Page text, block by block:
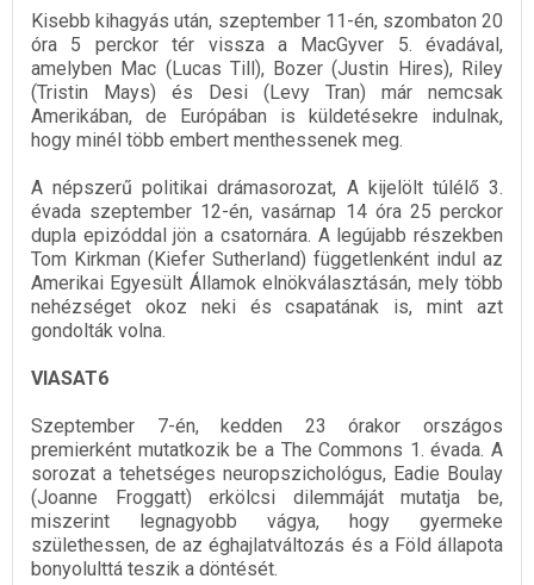
Kisebb kihagyás után, szeptember 11-én, szombaton 20
óra 5 perckor tér vissza a MacGyver 5. évadával,
amelyben Mac (Lucas Till), Bozer (Justin Hires), Riley
(Tristin Mays) és Desi (Levy Tran) már nemcsak
Amerikában, de Európában is küldetésekre indulnak,
hogy minél több embert menthessenek meg.
A népszerű politikai drámasorozat, A kijelölt túlélő 3.
évada szeptember 12-én, vasárnap 14 óra 25 perckor
dupla epizóddal jön a csatornára. A legújabb részekben
Tom Kirkman (Kiefer Sutherland) függetlenként indul az
Amerikai Egyesült Államok elnökválasztásán, mely több
nehézséget okoz neki és csapatának is, mint azt
gondolták volna.
VIASAT6
Szeptember 7-én, kedden 23 órakor országos
premierként mutatkozik be a The Commons 1. évada. A
sorozat a tehetséges neuropszichológus, Eadie Boulay
(Joanne Froggatt) erkölcsi dilemmáját mutatja be,
miszerint legnagyobb vágya, hogy gyermeke
születhessen, de az éghajlatváltozás és a Föld állapota
bonyolulttá teszik a döntését.